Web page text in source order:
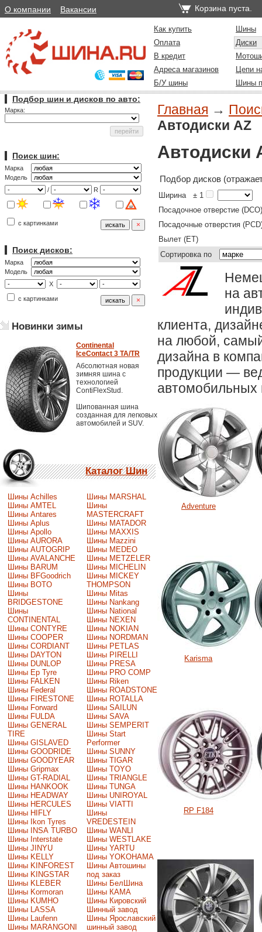
О компании Вакансии Корзина пуста.
Как купить
Шины
Оплата
Диски
В кредит
Адреса магазинов
Цепи
Б/У шины
Шины
Подбор шин и дисков по авто:
Марка:
Поиск шин:
Марка
Модель
/
R
с картинками
Поиск дисков:
Марка
Модель
X
с картинками
Новинки зимы
Continental
IceContact 3 TA/TR
Абсолютная новая
зимняя шина с
технологией
ContiFlexStud.
Шипованная шина
созданная для легковых
автомобилей и SUV.
Каталог Шин
Шины Achilles
Шины AMTEL
Шины Antares
Шины Aplus
Шины Apollo
Шины AURORA
Шины AUTOGRIP
Шины AVALANCHE
Шины BARUM
Шины BFGoodrich
Шины BOTO
Шины
BRIDGESTONE
Шины
CONTINENTAL
Шины CONTYRE
Шины COOPER
Шины CORDIANT
Шины DAYTON
Шины DUNLOP
Шины Ep Tyre
Шины FALKEN
Шины Federal
Шины FIRESTONE
Шины Forward
Шины FULDA
Шины GENERAL
TIRE
Шины GISLAVED
Шины GOODRIDE
Шины GOODYEAR
Шины Gripmax
Шины GT-RADIAL
Шины HANKOOK
Шины HEADWAY
Шины HERCULES
Шины HIFLY
Шины Ikon Tyres
Шины INSA TURBO
Шины Interstate
Шины JINYU
Шины KELLY
Шины KINFOREST
Шины KINGSTAR
Шины KLEBER
Шины Kormoran
Шины KUMHO
Шины LASSA
Шины Laufenn
Шины MARANGONI
Шины MARSHAL
Шины
MASTERCRAFT
Шины MATADOR
Шины MAXXIS
Шины Mazzini
Шины MEDEO
Шины METZELER
Шины MICHELIN
Шины MICKEY
THOMPSON
Шины Mitas
Шины Nankang
Шины National
Шины NEXEN
Шины NOKIAN
Шины NORDMAN
Шины PETLAS
Шины PIRELLI
Шины PRESA
Шины PRO COMP
Шины Riken
Шины ROADSTONE
Шины ROTALLA
Шины SAILUN
Шины SAVA
Шины SEMPERIT
Шины Start
Performer
Шины SUNNY
Шины TIGAR
Шины TOYO
Шины TRIANGLE
Шины TUNGA
Шины UNIROYAL
Шины VIATTI
Шины
VREDESTEIN
Шины WANLI
Шины WESTLAKE
Шины YARTU
Шины YOKOHAMA
Шины Автошины
под заказ
Шины БелШина
Шины КАМА
Шины Кировский
Шинный завод
Шины Ярославский
шинный завод
Главная →
Автодиски AZ
Автодиски
Подбор дисков
Ширина
± 1
Посадочное отверстие (DCO)
Посадочные отверстия
Вылет (ET)
Сортировка по
на
клиента,
на любой,
дизайна в
продукции —
автомобильных
Adventure
Karisma
RP F184